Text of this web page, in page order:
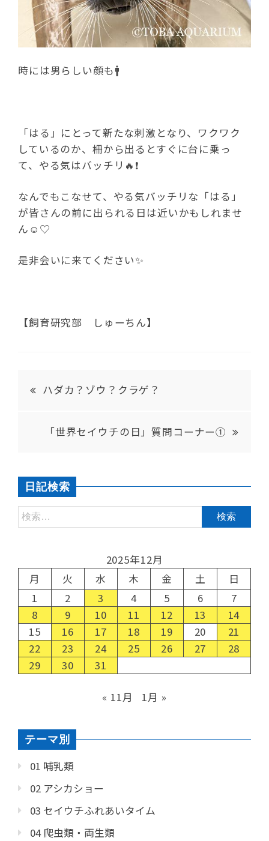
時には男らしい顔も🚹
「はる」にとって新たな刺激となり、ワクワク
しているのか、柵から出るとすぐに台に乗っ
て、やる気はバッチリ🔥❗️
なんでもこなせて、やる気バッチリな「はる」
が皆さんの前に出られる日は近いかもしれませ
ん☺️♡
是非会いに来てください✨
【飼育研究部 しゅーちん】
ハダカ？ゾウ？クラゲ？
「世界セイウチの日」質問コーナー①
日記検索
2025年12月
月
火 水 木 金 土
日
1
2 3 4 5 6
7
8
9 10 11 12 13
14
15
16 17 18 19 20
21
22
23 24 25 26 27
28
29
30 31
« 11月 1月 »
テーマ別
01 哺乳類
02 アシカショー
03 セイウチふれあいタイム
04 爬虫類・両生類